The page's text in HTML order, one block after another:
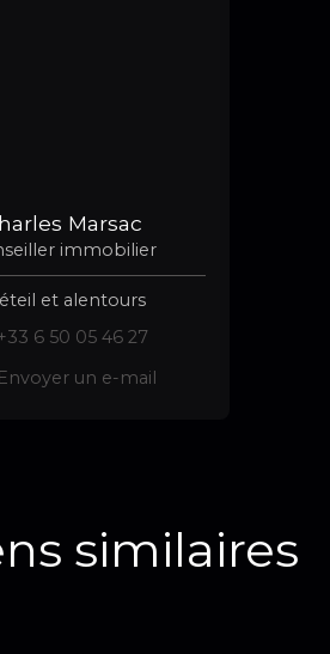
Marsac
immobilier
et alentours
6 50 05 46 27
Envoyer un e-mail
similaires